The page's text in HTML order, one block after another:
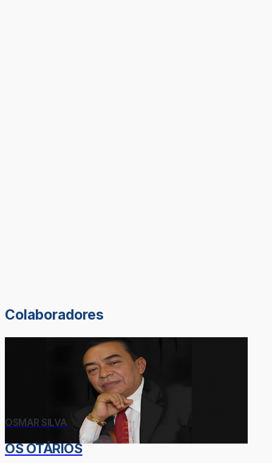
Colaboradores
OSMAR SILVA
OS OTÁRIOS